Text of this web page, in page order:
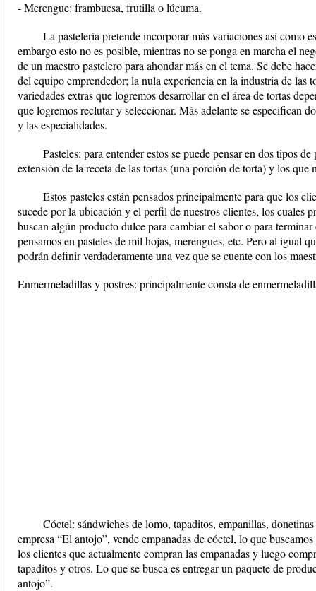
- Merengue: frambuesa, frutilla o lúcuma.
La pastelería pretende incorporar más variaciones así como
embargo esto no es posible, mientras no se ponga en marcha el
de un maestro pastelero para ahondar más en el tema. Se debe
del equipo emprendedor; la nula experiencia en la industria de las
variedades extras que logremos desarrollar en el área de tortas
que logremos reclutar y seleccionar. Más adelante se especifican
y las especialidades.
Pasteles: para entender estos se puede pensar en dos tipos
extensión de la receta de las tortas (una porción de torta) y los que
Estos pasteles están pensados principalmente para que los
sucede por la ubicación y el perfil de nuestros clientes, los cuales
buscan algún producto dulce para cambiar el sabor o para
pensamos en pasteles de mil hojas, merengues, etc. Pero al igual
podrán definir verdaderamente una vez que se cuente con los
Enmermeladillas y postres: principalmente consta de
Cóctel: sándwiches de lomo, tapaditos, empanillas,
empresa “El antojo”, vende empanadas de cóctel, lo que
los clientes que actualmente compran las empanadas y luego
tapaditos y otros. Lo que se busca es entregar un paquete de
antojo”.